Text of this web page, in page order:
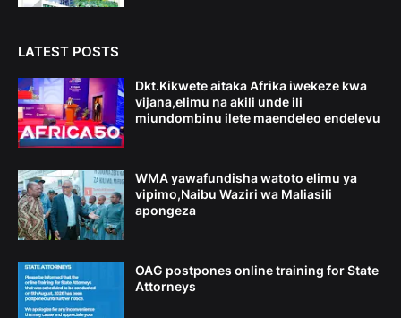
LATEST POSTS
Dkt.Kikwete aitaka Afrika iwekeze kwa
vijana,elimu na akili unde ili
miundombinu ilete maendeleo endelevu
WMA yawafundisha watoto elimu ya
vipimo,Naibu Waziri wa Maliasili
apongeza
OAG postpones online training for State
Attorneys